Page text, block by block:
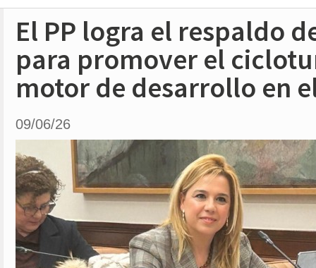
El PP logra el respaldo
para promover el
motor de desarrollo en
09/06/26